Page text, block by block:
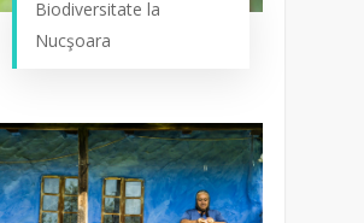
Biodiversitate la
Nucşoara